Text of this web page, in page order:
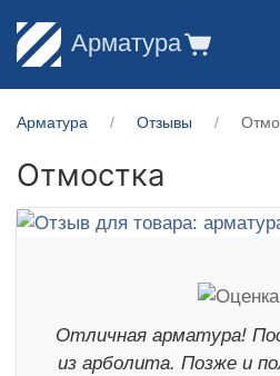
Арматура
Арматура Отзывы
Отмостка
Отличная арматура!
из арболита. Позже и